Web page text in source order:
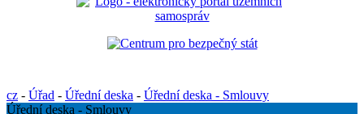
cz - Úřad - Úřední deska - Úřední deska - Smlouvy
Úřední deska - Smlouvy